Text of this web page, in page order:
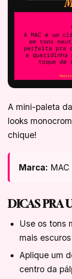
A mini-paleta
looks
chique!
Marca:
DICAS PRA
Use os tons
mais
Aplique um
centro da